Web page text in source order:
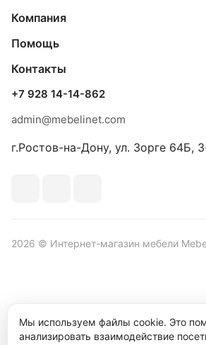
Компания
Помощь
Контакты
+7 928 14-14-862
admin@mebelinet.com
г.Ростов-на-Дону, ул. Зорге 64Б,
2026 © Интернет-магазин мебели
конфиденциальности
Мы используем файлы cookie. Это
анализировать взаимодействие